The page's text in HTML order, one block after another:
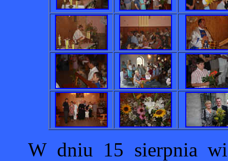
W dniu 15 sierpnia